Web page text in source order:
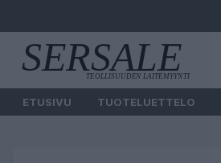
ETUSIVU TUOTELUETTELO